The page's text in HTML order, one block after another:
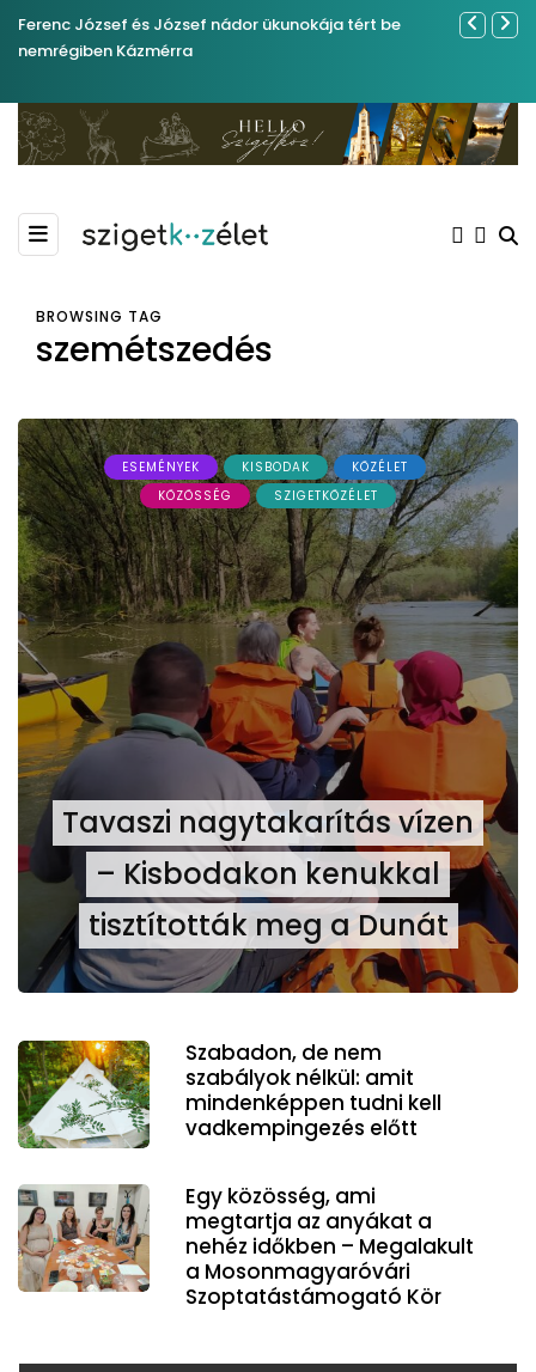
Ferenc József és József nádor ükunokája tért be
nemrégiben Kázmérra
Év
BROWSING TAG
szemétszedés
ESEMÉNYEK KISBODAK
KÖZÉLET
KÖZÖSSÉG
SZIGETKÖZÉLET
Tavaszi nagytakarítás vízen
– Kisbodakon kenukkal
tisztították meg a Dunát
Szabadon, de nem
szabályok nélkül: amit
mindenképpen tudni kell
vadkempingezés előtt
Egy közösség, ami
megtartja az anyákat a
nehéz időkben – Megalakult
a Mosonmagyaróvári
Szoptatástámogató Kör